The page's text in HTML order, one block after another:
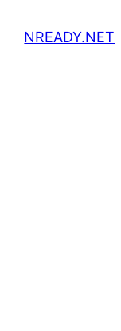
NREADY.NET